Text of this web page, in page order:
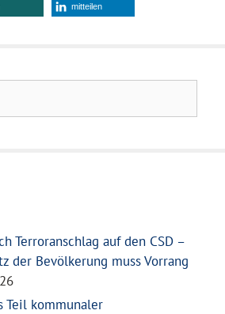
mitteilen
Terroranschlag auf den CSD –
der Bevölkerung muss Vorrang
Teil kommunaler